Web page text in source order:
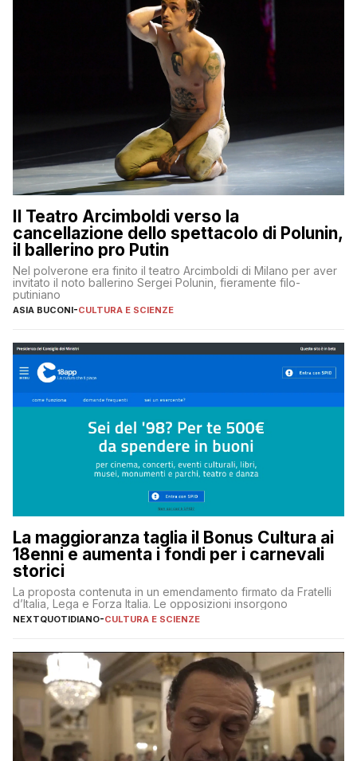
Il Teatro Arcimboldi verso la
cancellazione dello spettacolo di Polunin,
il ballerino pro Putin
Nel polverone era finito il teatro Arcimboldi di Milano per aver
invitato il noto ballerino Sergei Polunin, fieramente filo-
putiniano
ASIA BUCONI-CULTURA E SCIENZE
La maggioranza taglia il Bonus Cultura ai
18enni e aumenta i fondi per i carnevali
storici
La proposta contenuta in un emendamento firmato da Fratelli
d’Italia, Lega e Forza Italia. Le opposizioni insorgono
NEXTQUOTIDIANO-CULTURA E SCIENZE